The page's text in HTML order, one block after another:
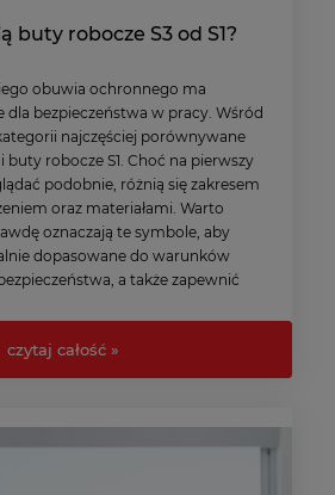
buty robocze S3 od S1?
obuwia ochronnego ma
dla bezpieczeństwa w pracy. Wśród
najczęściej porównywane
buty robocze S1. Choć na pierwszy
podobnie, różnią się zakresem
oraz materiałami. Warto
oznaczają te symbole, aby
dopasowane do warunków
a także zapewnić
czytaj całość »